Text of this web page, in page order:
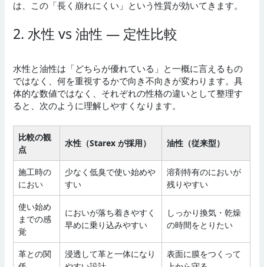
は、この「長く崩れにくい」という性質が効いてきます。
2. 水性 vs 油性 — 定性比較
水性と油性は「どちらが優れている」と一概に言えるもの
ではなく、何を重視するかで向き不向きが変わります。具
体的な数値ではなく、それぞれの性格の違いとして整理す
ると、次のように理解しやすくなります。
比較の観
点
水性（Starex が採用） 油性（従来型）
施工時の
におい
少なく低臭で使い始めや
すい
溶剤特有のにおいが
残りやすい
使い始め
までの感
覚
においが落ち着きやすく
早めに乗り込みやすい
しっかり換気・乾燥
の時間をとりたい
革との関
浸透して革と一体になり
表面に膜をつくって